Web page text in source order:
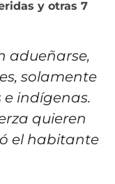
y otras 7
adueñarse,
solamente
indígenas.
quieren
el habitante